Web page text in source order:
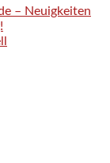
– Neuigkeiten